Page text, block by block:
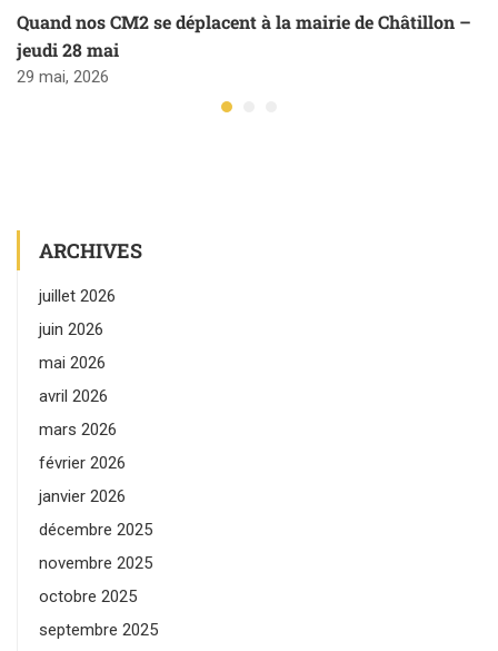
Quand nos CM2 se déplacent à la mairie de Châtillon –
jeudi 28 mai
29 mai, 2026
ARCHIVES
juillet 2026
juin 2026
mai 2026
avril 2026
mars 2026
février 2026
janvier 2026
décembre 2025
novembre 2025
octobre 2025
septembre 2025